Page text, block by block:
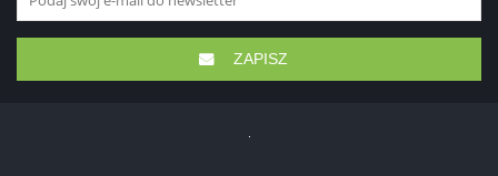
ZAPISZ